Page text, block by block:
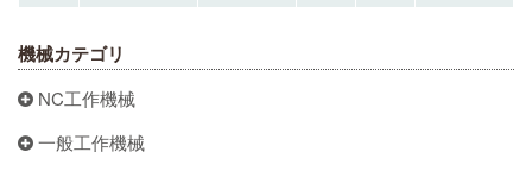
機械カテゴリ
NC工作機械
一般工作機械